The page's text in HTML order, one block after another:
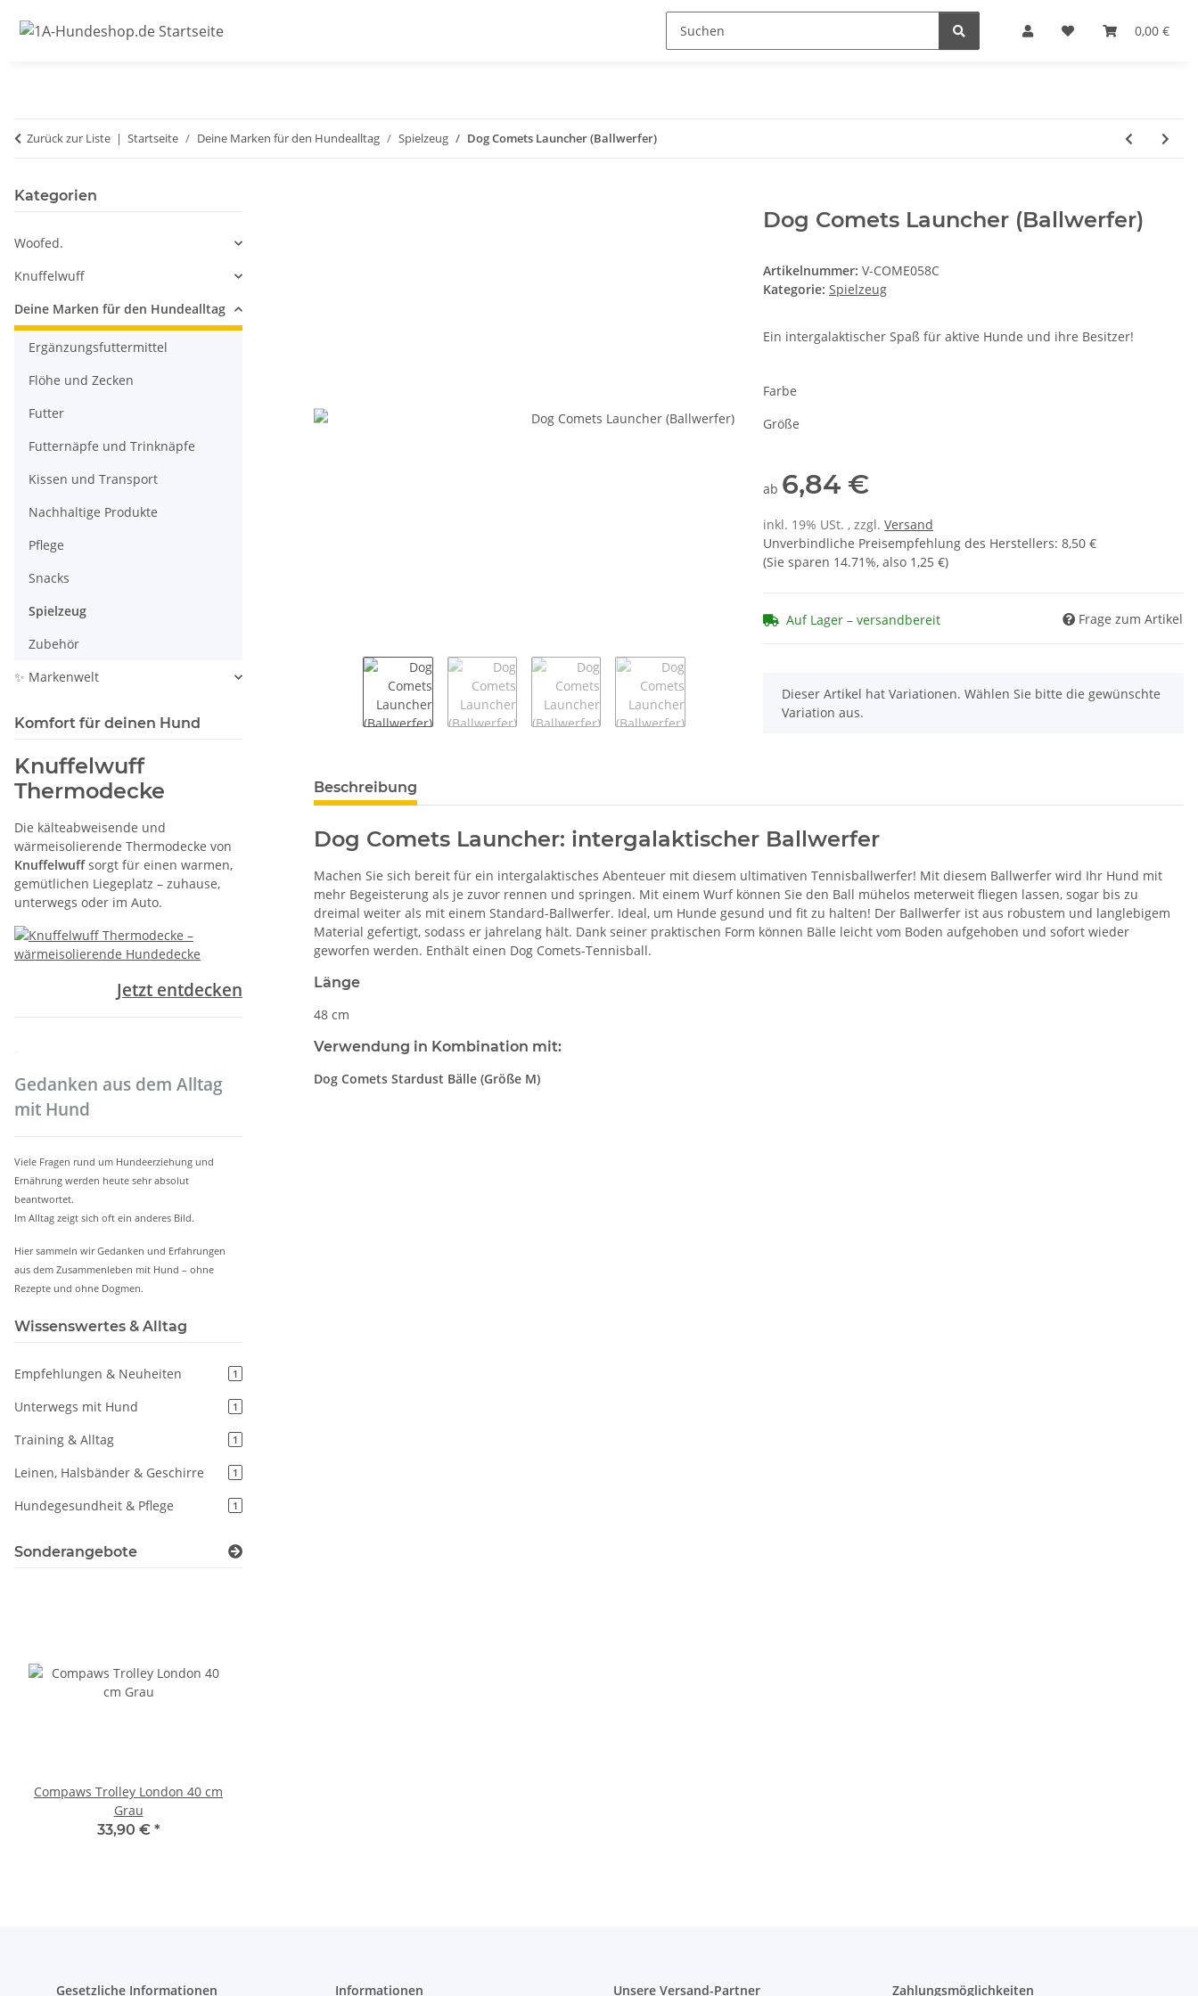
0,00 €
Zurück zur Liste Startseite Deine Marken für den Hundealltag Spielzeug Dog Comets Launcher (Ballwerfer)
Dog Comets Launcher (Ballwerfer)
Artikelnummer: V-COME058C
Kategorie: Spielzeug
Ein intergalaktischer Spaß für aktive Hunde und ihre Besitzer!
Farbe
Größe
ab 6,84 €
inkl. 19% USt. , zzgl. Versand
Unverbindliche Preisempfehlung des Herstellers: 8,50 €
(Sie sparen 14.71%, also 1,25 €)
Auf Lager – versandbereit Frage zum Artikel
x
Dieser Artikel hat Variationen. Wählen Sie bitte die gewünschte
Variation aus.
weitere Registerkarten anzeigen
Beschreibung
Dog Comets Launcher: intergalaktischer Ballwerfer
Machen Sie sich bereit für ein intergalaktisches Abenteuer mit diesem ultimativen Tennisballwerfer! Mit diesem Ballwerfer wird Ihr Hund mit
mehr Begeisterung als je zuvor rennen und springen. Mit einem Wurf können Sie den Ball mühelos meterweit fliegen lassen, sogar bis zu
dreimal weiter als mit einem Standard-Ballwerfer. Ideal, um Hunde gesund und fit zu halten! Der Ballwerfer ist aus robustem und langlebigem
Material gefertigt, sodass er jahrelang hält. Dank seiner praktischen Form können Bälle leicht vom Boden aufgehoben und sofort wieder
geworfen werden. Enthält einen Dog Comets-Tennisball.
Länge
48 cm
Verwendung in Kombination mit:
Dog Comets Stardust Bälle (Größe M)
Kategorien
Woofed.
Knuffelwuff
Deine Marken für den Hundealltag
Ergänzungsfuttermittel
Flöhe und Zecken
Futter
Futternäpfe und Trinknäpfe
Kissen und Transport
Nachhaltige Produkte
Pflege
Snacks
Spielzeug
Zubehör
✨ Markenwelt
Komfort für deinen Hund
Knuffelwuff
Thermodecke
Die kälteabweisende und
wärmeisolierende Thermodecke von
Knuffelwuffsorgt für einen warmen,
gemütlichen Liegeplatz – zuhause,
unterwegs oder im Auto.
Jetzt entdecken
Gedanken aus dem Alltag
mit Hund
Viele Fragen rund um Hundeerziehung und
Ernährung werden heute sehr absolut
beantwortet.
Im Alltag zeigt sich oft ein anderes Bild.
Hier sammeln wir Gedanken und Erfahrungen
aus dem Zusammenleben mit Hund – ohne
Rezepte und ohne Dogmen.
Wissenswertes & Alltag
Empfehlungen & Neuheiten 1
Unterwegs mit Hund 1
Training & Alltag 1
Leinen, Halsbänder & Geschirre 1
Hundegesundheit & Pflege 1
Sonderangebote
Compaws Trolley London 40 cm
Grau
33,90 € *
Gesetzliche Informationen Informationen Unsere Versand-Partner Zahlungsmöglichkeiten